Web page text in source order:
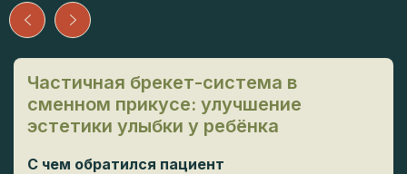
Частичная брекет-система в
сменном прикусе: улучшение
эстетики улыбки у ребёнка
С чем обратился пациент